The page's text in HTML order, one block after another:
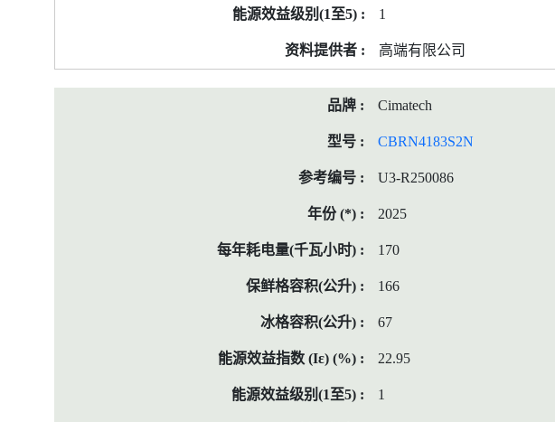
1
高端有限公司
Cimatech
CBRN4183S2N
U3-R250086
2025
170
166
67
22.95
1